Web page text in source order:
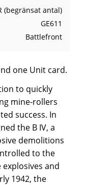
(begränsat antal)
GE611
Battlefront
one Unit card.
to quickly
mine-rollers
success. In
the B IV, a
demolitions
to the
and
1942, the